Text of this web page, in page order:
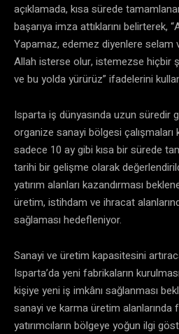
açıklamada, kısa sürede
başarıya imza attıklarını belirterek,
Yapamaz, edemez diyenlere
Allah isterse olur, istemezse hiçbir
ve bu yolda yürürüz” ifadelerini
Isparta iş dünyasında uzun süredir
organize sanayi bölgesi
sadece 10 ay gibi kısa bir sürede
tarihi bir gelişme olarak
yatırım alanları kazandırması
üretim, istihdam ve ihracat
sağlaması hedefleniyor.
Sanayi ve üretim kapasitesini
Isparta’da yeni fabrikaların
kişiye yeni iş imkânı sağlanması
sanayi ve karma üretim
yatırımcıların bölgeye yoğun ilgi